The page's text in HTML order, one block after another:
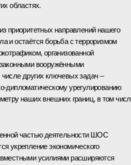
областях.
приоритетных направлений нашего
и остаётся борьба с терроризмом
организованной
вооружёнными
других ключевых задач –
дипломатическому урегулированию
наших внешних границ, в том
частью деятельности ШОС
укрепление экономического
усилиями расширяются